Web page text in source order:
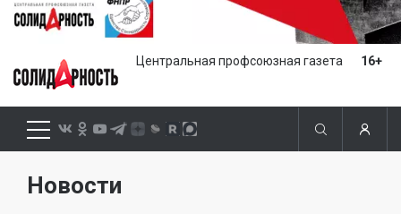
Центральная профсоюзная газета 16+
Новости